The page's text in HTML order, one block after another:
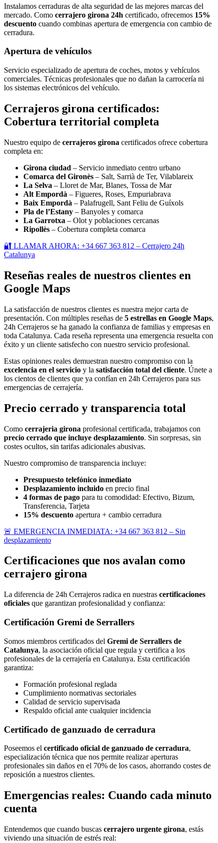
Instalamos cerraduras de alta seguridad de las mejores marcas del
mercado. Como cerrajero girona 24h certificado, ofrecemos 15%
descuento cuando combinas apertura de emergencia con cambio de
cerradura.
Apertura de vehículos
Servicio especializado de apertura de coches, motos y vehículos
comerciales. Técnicas profesionales que no dañan la carrocería ni
los sistemas electrónicos del vehículo.
Cerrajeros girona certificados:
Cobertura territorial completa
Nuestro equipo de cerrajeros girona certificados ofrece cobertura
completa en:
Girona ciudad – Servicio inmediato centro urbano
Comarca del Gironès – Salt, Sarrià de Ter, Vilablareix
La Selva – Lloret de Mar, Blanes, Tossa de Mar
Alt Empordà – Figueres, Roses, Empuriabrava
Baix Empordà – Palafrugell, Sant Feliu de Guíxols
Pla de l’Estany – Banyoles y comarca
La Garrotxa – Olot y poblaciones cercanas
Ripollès – Cobertura completa comarca
🔐 LLAMAR AHORA: +34 667 363 812 – Cerrajero 24h
Catalunya
Reseñas reales de nuestros clientes en
Google Maps
La satisfacción de nuestros clientes es nuestra mejor carta de
presentación. Con múltiples reseñas de 5 estrellas en Google Maps,
24h Cerrajeros se ha ganado la confianza de familias y empresas en
toda Catalunya. Cada reseña representa una emergencia resuelta con
éxito y un cliente satisfecho con nuestro servicio profesional.
Estas opiniones reales demuestran nuestro compromiso con la
excelencia en el servicio y la satisfacción total del cliente. Únete a
los cientos de clientes que ya confían en 24h Cerrajeros para sus
emergencias de cerrajería.
Precio cerrado y transparencia total
Como cerrajeria girona profesional certificada, trabajamos con
precio cerrado que incluye desplazamiento. Sin sorpresas, sin
costes ocultos, sin tarifas adicionales abusivas.
Nuestro compromiso de transparencia incluye:
Presupuesto telefónico inmediato
Desplazamiento incluido en precio final
4 formas de pago para tu comodidad: Efectivo, Bizum,
Transferencia, Tarjeta
15% descuento apertura + cambio cerradura
🚨 EMERGENCIA INMEDIATA: +34 667 363 812 – Sin
desplazamiento
Certificaciones que nos avalan como
cerrajero girona
La diferencia de 24h Cerrajeros radica en nuestras certificaciones
oficiales que garantizan profesionalidad y confianza:
Certificación Gremi de Serrallers
Somos miembros certificados del Gremi de Serrallers de
Catalunya, la asociación oficial que regula y certifica a los
profesionales de la cerrajería en Catalunya. Esta certificación
garantiza:
Formación profesional reglada
Cumplimiento normativas sectoriales
Calidad de servicio supervisada
Respaldo oficial ante cualquier incidencia
Certificado de ganzuado de cerradura
Poseemos el certificado oficial de ganzuado de cerradura,
especialización técnica que nos permite realizar aperturas
profesionales sin daños en el 70% de los casos, ahorrando costes de
reposición a nuestros clientes.
Emergencias reales: Cuando cada minuto
cuenta
Entendemos que cuando buscas cerrajero urgente girona, estás
viviendo una situación de estrés real: